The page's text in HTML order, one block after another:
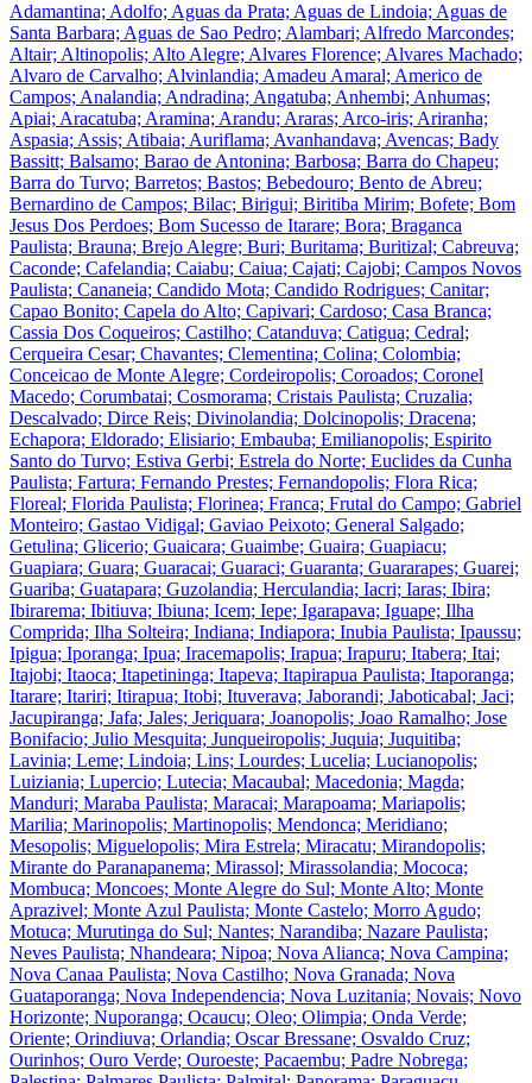
Adamantina; Adolfo; Aguas da Prata; Aguas de Lindoia; Aguas de
Santa Barbara; Aguas de Sao Pedro; Alambari; Alfredo Marcondes;
Altair; Altinopolis; Alto Alegre; Alvares Florence; Alvares Machado;
Alvaro de Carvalho; Alvinlandia; Amadeu Amaral; Americo de
Campos; Analandia; Andradina; Angatuba; Anhembi; Anhumas;
Apiai; Aracatuba; Aramina; Arandu; Araras; Arco-iris; Ariranha;
Aspasia; Assis; Atibaia; Auriflama; Avanhandava; Avencas; Bady
Bassitt; Balsamo; Barao de Antonina; Barbosa; Barra do Chapeu;
Barra do Turvo; Barretos; Bastos; Bebedouro; Bento de Abreu;
Bernardino de Campos; Bilac; Birigui; Biritiba Mirim; Bofete; Bom
Jesus Dos Perdoes; Bom Sucesso de Itarare; Bora; Braganca
Paulista; Brauna; Brejo Alegre; Buri; Buritama; Buritizal; Cabreuva;
Caconde; Cafelandia; Caiabu; Caiua; Cajati; Cajobi; Campos Novos
Paulista; Cananeia; Candido Mota; Candido Rodrigues; Canitar;
Capao Bonito; Capela do Alto; Capivari; Cardoso; Casa Branca;
Cassia Dos Coqueiros; Castilho; Catanduva; Catigua; Cedral;
Cerqueira Cesar; Chavantes; Clementina; Colina; Colombia;
Conceicao de Monte Alegre; Cordeiropolis; Coroados; Coronel
Macedo; Corumbatai; Cosmorama; Cristais Paulista; Cruzalia;
Descalvado; Dirce Reis; Divinolandia; Dolcinopolis; Dracena;
Echapora; Eldorado; Elisiario; Embauba; Emilianopolis; Espirito
Santo do Turvo; Estiva Gerbi; Estrela do Norte; Euclides da Cunha
Paulista; Fartura; Fernando Prestes; Fernandopolis; Flora Rica;
Floreal; Florida Paulista; Florinea; Franca; Frutal do Campo; Gabriel
Monteiro; Gastao Vidigal; Gaviao Peixoto; General Salgado;
Getulina; Glicerio; Guaicara; Guaimbe; Guaira; Guapiacu;
Guapiara; Guara; Guaracai; Guaraci; Guaranta; Guararapes; Guarei;
Guariba; Guatapara; Guzolandia; Herculandia; Iacri; Iaras; Ibira;
Ibirarema; Ibitiuva; Ibiuna; Icem; Iepe; Igarapava; Iguape; Ilha
Comprida; Ilha Solteira; Indiana; Indiapora; Inubia Paulista; Ipaussu;
Ipigua; Iporanga; Ipua; Iracemapolis; Irapua; Irapuru; Itabera; Itai;
Itajobi; Itaoca; Itapetininga; Itapeva; Itapirapua Paulista; Itaporanga;
Itarare; Itariri; Itirapua; Itobi; Ituverava; Jaborandi; Jaboticabal; Jaci;
Jacupiranga; Jafa; Jales; Jeriquara; Joanopolis; Joao Ramalho; Jose
Bonifacio; Julio Mesquita; Junqueiropolis; Juquia; Juquitiba;
Lavinia; Leme; Lindoia; Lins; Lourdes; Lucelia; Lucianopolis;
Luiziania; Lupercio; Lutecia; Macaubal; Macedonia; Magda;
Manduri; Maraba Paulista; Maracai; Marapoama; Mariapolis;
Marilia; Marinopolis; Martinopolis; Mendonca; Meridiano;
Mesopolis; Miguelopolis; Mira Estrela; Miracatu; Mirandopolis;
Mirante do Paranapanema; Mirassol; Mirassolandia; Mococa;
Mombuca; Moncoes; Monte Alegre do Sul; Monte Alto; Monte
Aprazivel; Monte Azul Paulista; Monte Castelo; Morro Agudo;
Motuca; Murutinga do Sul; Nantes; Narandiba; Nazare Paulista;
Neves Paulista; Nhandeara; Nipoa; Nova Alianca; Nova Campina;
Nova Canaa Paulista; Nova Castilho; Nova Granada; Nova
Guataporanga; Nova Independencia; Nova Luzitania; Novais; Novo
Horizonte; Nuporanga; Ocaucu; Oleo; Olimpia; Onda Verde;
Oriente; Orindiuva; Orlandia; Oscar Bressane; Osvaldo Cruz;
Ourinhos; Ouro Verde; Ouroeste; Pacaembu; Padre Nobrega;